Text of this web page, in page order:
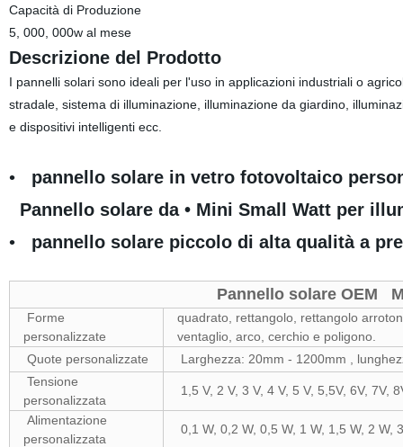
Capacità di Produzione
5, 000, 000w al mese
Descrizione del Prodotto
I pannelli solari sono ideali per l'uso in applicazioni industriali o
stradale, sistema di illuminazione, illuminazione da giardino,
e dispositivi intelligenti ecc.
•
pannello solare in vetro fotovoltaico
Pannello solare da • Mini Small Watt per
•
pannello solare piccolo di alta qualità a
Pannello solare OEM
Forme
personalizzate
quadrato, rettangolo, rettangolo
ventaglio, arco, cerchio e poligono.
Quote personalizzate
Larghezza: 20mm - 1200mm ,
Tensione
personalizzata
1,5 V, 2 V, 3 V, 4 V, 5 V, 5,5V, 6V, 7V,
Alimentazione
personalizzata
0,1 W, 0,2 W, 0,5 W, 1 W, 1,5 W, 2 W,